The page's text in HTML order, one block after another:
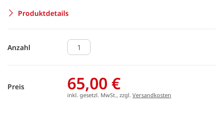
Produktdetails
Anzahl
Preis 65,00 €
inkl. gesetzl. MwSt., zzgl. Versandkosten